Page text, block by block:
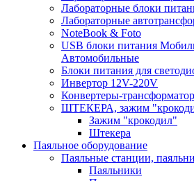
Лабораторные блоки
Лабораторные
NoteBook & Foto
USB блоки питания
Автомобильные
Блоки питания для
Инвертор 12V-220V
Конвертеры-
ШТЕКЕРА, зажим
Зажим "крокодил"
Штекера
Паяльное оборудование
Паяльные станции,
Паяльники